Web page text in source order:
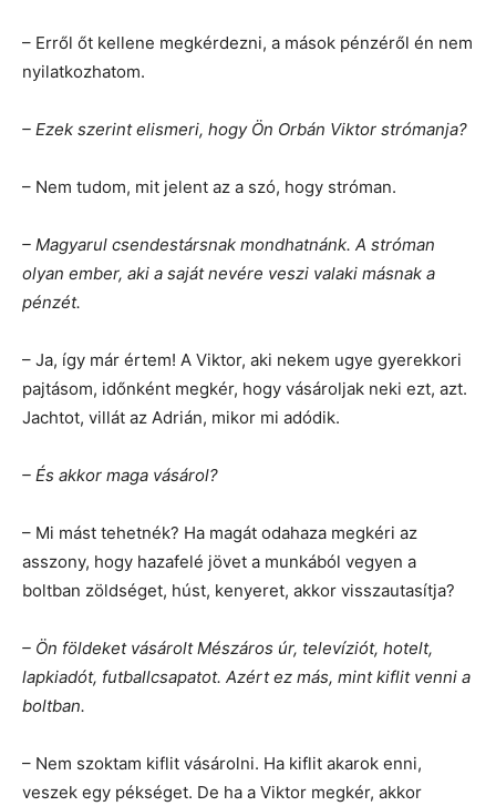
– Erről őt kellene megkérdezni, a mások pénzéről én nem
nyilatkozhatom.
– Ezek szerint elismeri, hogy Ön Orbán Viktor strómanja?
– Nem tudom, mit jelent az a szó, hogy stróman.
– Magyarul csendestársnak mondhatnánk. A stróman
olyan ember, aki a saját nevére veszi valaki másnak a
pénzét.
– Ja, így már értem! A Viktor, aki nekem ugye gyerekkori
pajtásom, időnként megkér, hogy vásároljak neki ezt, azt.
Jachtot, villát az Adrián, mikor mi adódik.
– És akkor maga vásárol?
– Mi mást tehetnék? Ha magát odahaza megkéri az
asszony, hogy hazafelé jövet a munkából vegyen a
boltban zöldséget, húst, kenyeret, akkor visszautasítja?
– Ön földeket vásárolt Mészáros úr, televíziót, hotelt,
lapkiadót, futballcsapatot. Azért ez más, mint kiflit venni a
boltban.
– Nem szoktam kiflit vásárolni. Ha kiflit akarok enni,
veszek egy pékséget. De ha a Viktor megkér, akkor